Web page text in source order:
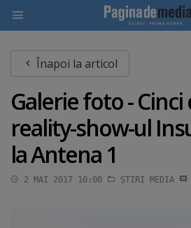
main
content
Înapoi la articol
Galerie foto -
reality-show-ul
la Antena 1
2 MAI 2017 10:00 ȘTIRI MEDIA